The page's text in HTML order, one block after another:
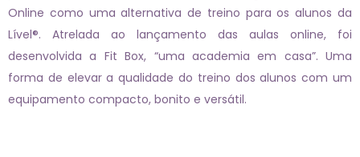
Online como uma alternativa de treino para os alunos da
Lível®. Atrelada ao lançamento das aulas online, foi
desenvolvida a Fit Box, “uma academia em casa”. Uma
forma de elevar a qualidade do treino dos alunos com um
equipamento compacto, bonito e versátil.